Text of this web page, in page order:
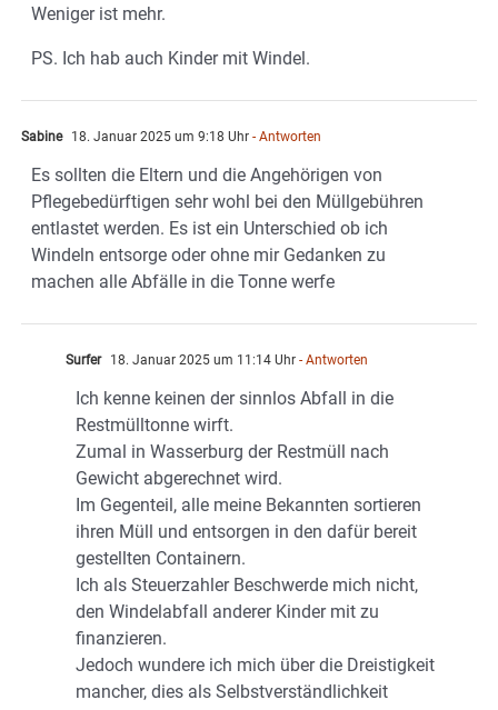
Weniger ist mehr.
PS. Ich hab auch Kinder mit Windel.
Sabine 18. Januar 2025 um 9:18 Uhr - Antworten
Es sollten die Eltern und die Angehörigen von
Pflegebedürftigen sehr wohl bei den Müllgebühren
entlastet werden. Es ist ein Unterschied ob ich
Windeln entsorge oder ohne mir Gedanken zu
machen alle Abfälle in die Tonne werfe
Surfer 18. Januar 2025 um 11:14 Uhr - Antworten
Ich kenne keinen der sinnlos Abfall in die
Restmülltonne wirft.
Zumal in Wasserburg der Restmüll nach
Gewicht abgerechnet wird.
Im Gegenteil, alle meine Bekannten sortieren
ihren Müll und entsorgen in den dafür bereit
gestellten Containern.
Ich als Steuerzahler Beschwerde mich nicht,
den Windelabfall anderer Kinder mit zu
finanzieren.
Jedoch wundere ich mich über die Dreistigkeit
mancher, dies als Selbstverständlichkeit